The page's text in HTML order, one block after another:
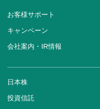
お客様サポート
キャンペーン
会社案内・IR情報
日本株
投資信託